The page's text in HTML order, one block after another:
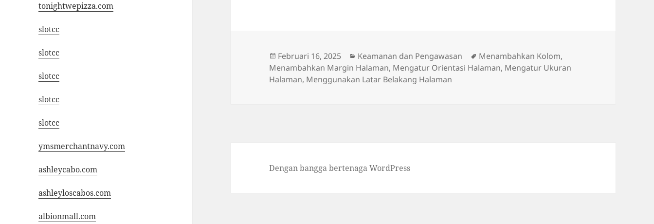
tonightwepizza.com
slotcc
slotcc
slotcc
slotcc
slotcc
ymsmerchantnavy.com
ashleycabo.com
ashleyloscabos.com
albionmall.com
Diposkan
pada
Februari 16, 2025 Kategori
Keamanan dan Pengawasan Tag
Menambahkan Kolom,
Menambahkan Margin Halaman, Mengatur Orientasi Halaman, Mengatur Ukuran
Halaman, Menggunakan Latar Belakang Halaman
Dengan bangga bertenaga WordPress